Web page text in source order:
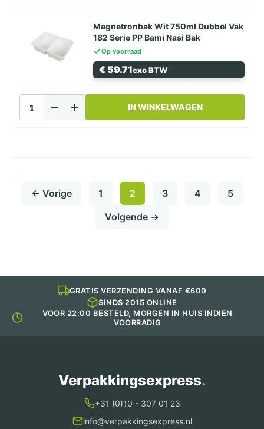
Kilobak Bami
Nasi
Magnetronbak Wit 750ml Dubbel Vak
182 Serie PP Bami Nasi Bak
Op voorraad
€ 59.71exc BTW
Wit
750ml
Nasi
IN WINKELWAGEN
← Vorige 1 2 3 4
5
Volgende →
GRATIS VERZENDING VANAF €600
SINDS 2015 ONLINE
VOOR 22:00 BESTELD, MORGEN IN HUIS INDIEN
VOORRADIG
Verpakkingsexpress.
+31 (0)10 - 307 01 23
info@verpakkingsexpress.nl